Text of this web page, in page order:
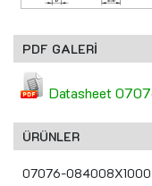
PDF GALERİ
Datasheet
ÜRÜNLER
07076-084008X1000